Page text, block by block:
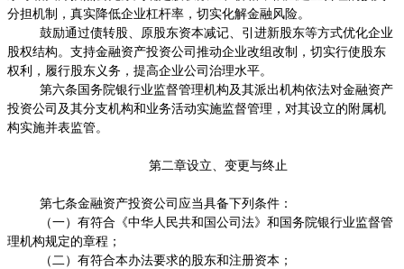
分担机制，真实降低企业杠杆率，切实化解金融风险。
鼓励通过债转股、原股东资本减记、引进新股东等方式优化企业
股权结构。支持金融资产投资公司推动企业改组改制，切实行使股东
权利，履行股东义务，提高企业公司治理水平。
第六条国务院银行业监督管理机构及其派出机构依法对金融资产
投资公司及其分支机构和业务活动实施监督管理，对其设立的附属机
构实施并表监管。
第二章设立、变更与终止
第七条金融资产投资公司应当具备下列条件：
（一）有符合《中华人民共和国公司法》和国务院银行业监督管
理机构规定的章程；
（二）有符合本办法要求的股东和注册资本；